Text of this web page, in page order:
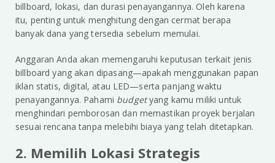
billboard, lokasi, dan durasi penayangannya. Oleh karena
itu, penting untuk menghitung dengan cermat berapa
banyak dana yang tersedia sebelum memulai.
Anggaran Anda akan memengaruhi keputusan terkait jenis
billboard yang akan dipasang—apakah menggunakan papan
iklan statis, digital, atau LED—serta panjang waktu
penayangannya. Pahami budgetyang kamu miliki untuk
menghindari pemborosan dan memastikan proyek berjalan
sesuai rencana tanpa melebihi biaya yang telah ditetapkan.
2. Memilih Lokasi Strategis